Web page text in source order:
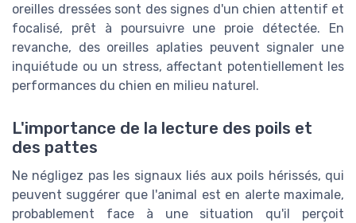
oreilles dressées sont des signes d'un chien attentif et
focalisé, prêt à poursuivre une proie détectée. En
revanche, des oreilles aplaties peuvent signaler une
inquiétude ou un stress, affectant potentiellement les
performances du chien en milieu naturel.
L'importance de la lecture des poils et
des pattes
Ne négligez pas les signaux liés aux poils hérissés, qui
peuvent suggérer que l'animal est en alerte maximale,
probablement face à une situation qu'il perçoit